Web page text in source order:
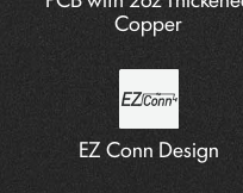
Copper
EZ Conn Design